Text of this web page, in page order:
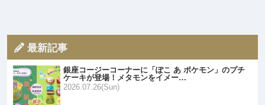
最新記事
銀座コージーコーナーに「ぽこ あ ポケモン」のプチ
ケーキが登場！メタモンをイメー…
2026.07.26(Sun)